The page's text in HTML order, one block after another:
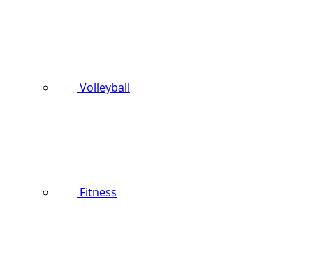
Volleyball
Fitness